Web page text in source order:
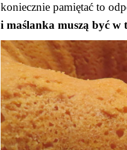
koniecznie pamiętać to
i maślanka muszą być w